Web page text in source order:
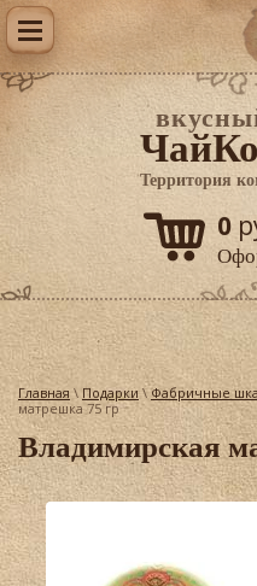
Территория
0
Главная \ Подарки \Фабричные
матрешка 75 гр
Владимирская